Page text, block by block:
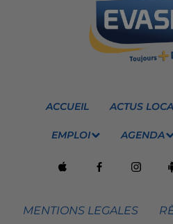
ACCUEIL ACTUS
EMPLOI AGENDA
MENTIONS LEGALES